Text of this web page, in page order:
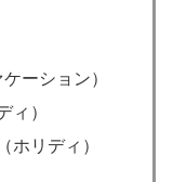
ーション）
ィ）
ホリディ）